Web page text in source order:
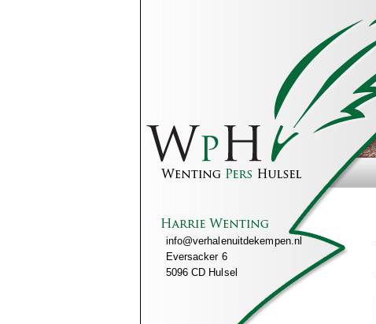
info@verhalenuitdekempen.nl
Eversacker 6
5096 CD Hulsel